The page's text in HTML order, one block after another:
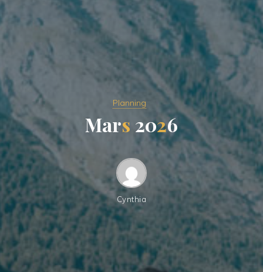
Planning
Mars 2026
Cynthia